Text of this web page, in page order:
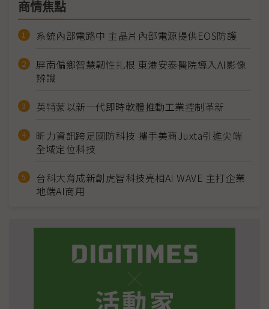
商情焦點
系統內部電路中 主晶片內部電源提供EOS防護
屏南偏鄉智慧韌性扎根 東港安泰醫院導入AI影像
辨識
英特蒙以新一代即時軟體推動工業控制革新
昕力資訊跨足國防科技 攜手美商Juxta引進尖端
全域定位科技
台科大育成新創虎智科技亮相AI WAVE 主打企業
地端AI商用